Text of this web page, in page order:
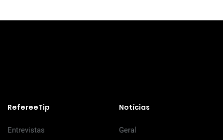
RefereeTip
Entrevistas
Notícias
Geral